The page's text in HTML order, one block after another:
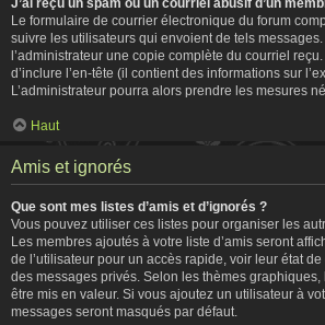
Le formulaire de courrier électronique du forum
suivre les utilisateurs qui envoient de tels
l’administrateur une copie complète du courriel
d’inclure l’en-tête (il contient des informations sur
L’administrateur pourra alors prendre les mesures
Haut
Amis et ignorés
Que sont mes listes d’amis et d’ignorés ?
Vous pouvez utiliser ces listes pour organiser les
Les membres ajoutés à votre liste d’amis seront
de l’utilisateur pour un accès rapide, voir leur état
des messages privés. Selon les thèmes
être mis en valeur. Si vous ajoutez un utilisateur à
messages seront masqués par défaut.